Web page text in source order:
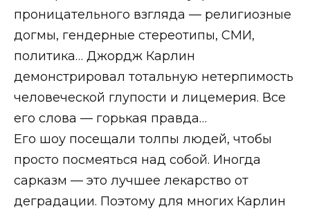
проницательного взгляда — религиозные
догмы, гендерные стереотипы, СМИ,
политика… Джордж Карлин
демонстрировал тотальную нетерпимость
человеческой глупости и лицемерия. Все
его слова — горькая правда…
Его шоу посещали толпы людей, чтобы
просто посмеяться над собой. Иногда
сарказм — это лучшее лекарство от
деградации. Поэтому для многих Карлин